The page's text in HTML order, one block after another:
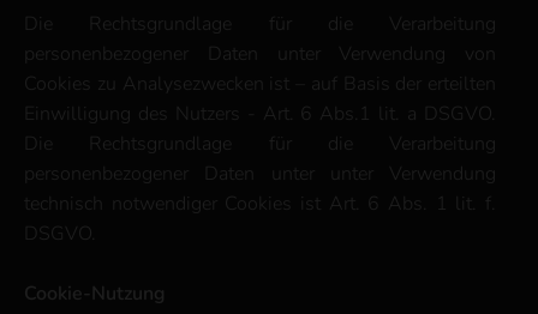
Die Rechtsgrundlage für die Verarbeitung
personenbezogener Daten unter Verwendung von
Cookies zu Analysezwecken ist – auf Basis der erteilten
Einwilligung des Nutzers - Art. 6 Abs.1 lit. a DSGVO.
Die Rechtsgrundlage für die Verarbeitung
personenbezogener Daten unter unter Verwendung
technisch notwendiger Cookies ist Art. 6 Abs. 1 lit. f.
DSGVO.
Cookie-Nutzung